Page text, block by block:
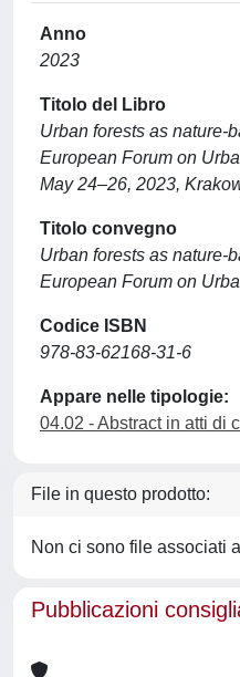
Anno
2023
Titolo del Libro
Urban forests as nature-
European Forum on
May 24–26, 2023,
Titolo convegno
Urban forests as nature-
European Forum on
Codice ISBN
978-83-62168-31-6
Appare nelle tipologie:
04.02 - Abstract in atti di
File in questo prodotto:
Non ci sono file associati
Pubblicazioni